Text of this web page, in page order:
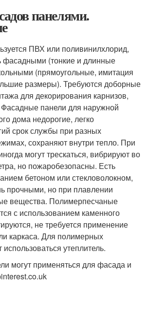
панелями.
ПВХ или поливинилхлорид,
фасадными (тонкие и длинные
(прямоугольные, имитация
размеры). Требуются доборные
для декорирования карнизов,
Фасадные панели для наружной
дома недорогие, легко
срок службы при разных
сохраняют внутри тепло. При
могут трескаться, вибрируют во
но пожаробезопасны. Есть
бетоном или стекловолокном,
прочными, но при плавлении
вещества. Полимерпесчаные
с использованием каменного
не требуется применение
каркаса. Для полимерных
утеплитель.
могут применяться для фасада и